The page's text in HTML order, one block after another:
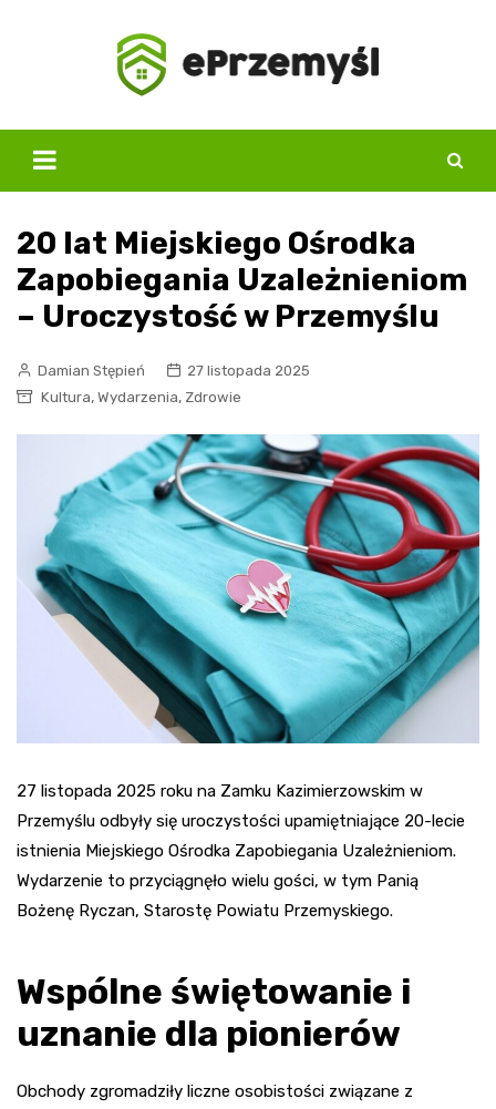
20 lat Miejskiego Ośrodka
Zapobiegania Uzależnieniom
– Uroczystość w Przemyślu
Damian Stępień
27 listopada 2025
Kultura, Wydarzenia, Zdrowie
27 listopada 2025 roku na Zamku Kazimierzowskim w
Przemyślu odbyły się uroczystości upamiętniające 20-lecie
istnienia Miejskiego Ośrodka Zapobiegania Uzależnieniom.
Wydarzenie to przyciągnęło wielu gości, w tym Panią
Bożenę Ryczan, Starostę Powiatu Przemyskiego.
Wspólne świętowanie i
uznanie dla pionierów
Obchody zgromadziły liczne osobistości związane z